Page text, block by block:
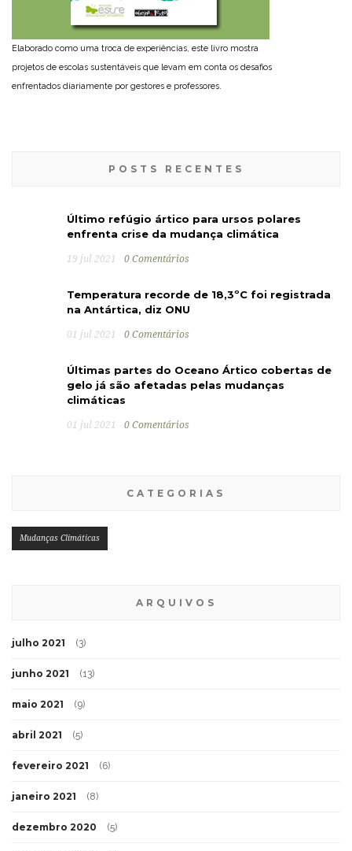
Elaborado como uma troca de experiências, este livro mostra
projetos de escolas sustentáveis que levam em conta os desafios
enfrentados diariamente por gestores e professores.
POSTS RECENTES
Último refúgio ártico para ursos polares
enfrenta crise da mudança climática
19 jul 2021 0 Comentários
Temperatura recorde de 18,3ºC foi registrada
na Antártica, diz ONU
01 jul 2021 0 Comentários
Últimas partes do Oceano Ártico cobertas de
gelo já são afetadas pelas mudanças
climáticas
01 jul 2021 0 Comentários
CATEGORIAS
Mudanças Climáticas
ARQUIVOS
julho 2021 (3)
junho 2021 (13)
maio 2021 (9)
abril 2021 (5)
fevereiro 2021 (6)
janeiro 2021 (8)
dezembro 2020 (5)